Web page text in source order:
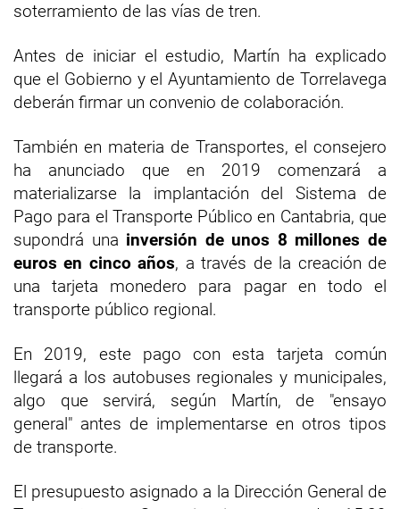
soterramiento de las vías de tren.
Antes de iniciar el estudio, Martín ha explicado
que el Gobierno y el Ayuntamiento de Torrelavega
deberán firmar un convenio de colaboración.
También en materia de Transportes, el consejero
ha anunciado que en 2019 comenzará a
materializarse la implantación del Sistema de
Pago para el Transporte Público en Cantabria, que
supondrá una inversión de unos 8 millones de
euros en cinco años, a través de la creación de
una tarjeta monedero para pagar en todo el
transporte público regional.
En 2019, este pago con esta tarjeta común
llegará a los autobuses regionales y municipales,
algo que servirá, según Martín, de "ensayo
general" antes de implementarse en otros tipos
de transporte.
El presupuesto asignado a la Dirección General de